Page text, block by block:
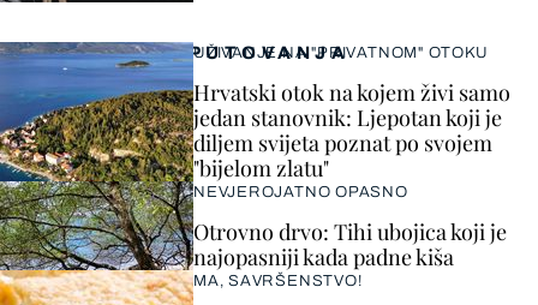
PUTOVANJA
UŽIVANJE NA "PRIVATNOM" OTOKU
Hrvatski otok na kojem živi samo
jedan stanovnik: Ljepotan koji je
diljem svijeta poznat po svojem
"bijelom zlatu"
NEVJEROJATNO OPASNO
Otrovno drvo: Tihi ubojica koji je
najopasniji kada padne kiša
MA, SAVRŠENSTVO!